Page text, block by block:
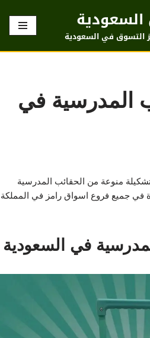
التسوق في السعودية
المدرسية في
منوعة من الحقائب المدرسية
في جميع فروع اسواق رامز في المملكة
في السعودية